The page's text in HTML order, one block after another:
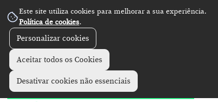
Este site utiliza cookies para melhorar a sua experiência.
Política de cookies.
Personalizar cookies
Aceitar todos os Cookies
Desativar cookies não essenciais
Pentágono Vila Nova de Famalicão
"Um Sonho de uma